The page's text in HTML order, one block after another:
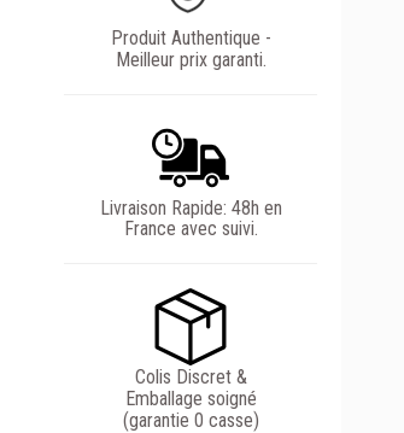
Produit Authentique -
Meilleur prix garanti.
Livraison Rapide: 48h en
France avec suivi.
Colis Discret &
Emballage soigné
(garantie 0 casse)